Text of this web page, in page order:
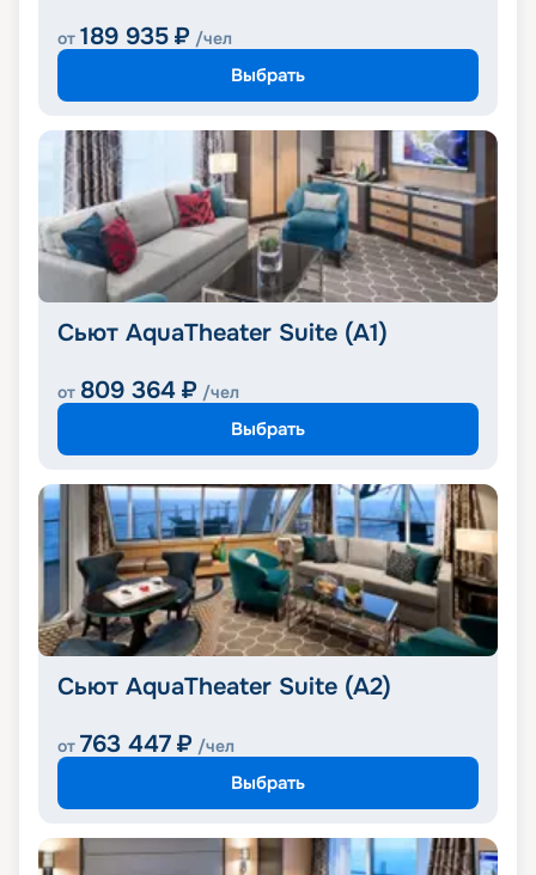
от 189 935 ₽ /чел
Выбрать
Сьют AquaTheater Suite (A1)
от 809 364 ₽ /чел
Выбрать
Сьют AquaTheater Suite (A2)
от 763 447 ₽ /чел
Выбрать